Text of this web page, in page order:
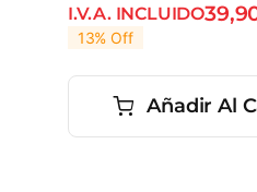
I.V.A. INCLUIDO
13% Off
Añadir Al